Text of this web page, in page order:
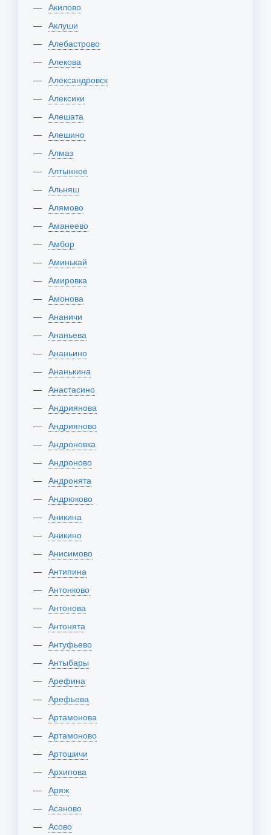
Акилово
Аклуши
Алебастрово
Алекова
Александровск
Алексики
Алешата
Алешино
Алмаз
Алтынное
Альняш
Алямово
Аманеево
Амбор
Аминькай
Амировка
Амонова
Ананичи
Ананьева
Ананьино
Ананькина
Анастасино
Андриянова
Андрияново
Андроновка
Андроново
Андронята
Андрюково
Аникина
Аникино
Анисимово
Антипина
Антонково
Антонова
Антонята
Антуфьево
Антыбары
Арефина
Арефьева
Артамонова
Артамоново
Артошичи
Архипова
Аряж
Асаново
Асово